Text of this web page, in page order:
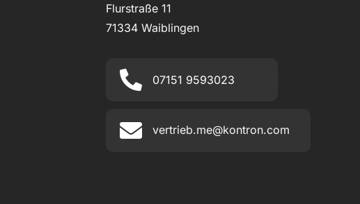
Flurstraße 11
71334 Waiblingen
07151 9593023
vertrieb.me@kontron.com